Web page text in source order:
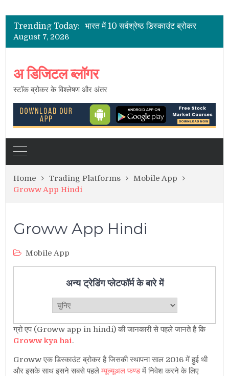
Trending Today:
2021 के लिए भारत में पूर्ण सेवा सर्वश्रेष्ठ शेयर ब्रोकर
भारत में 10 सर्वश्रेष्ठ डिस्काउंट ब्रोकर
भारत में स्टॉक ब्रोकर – सक्रिय ग्राहकों की सूची
August 7, 2026
अ डिजिटल ब्लॉगर
स्टॉक ब्रोकर के विश्लेषण और अंतर
Home Trading Platforms
Mobile App
Groww App Hindi
Groww App Hindi
Mobile App
अन्य ट्रेडिंग प्लेटफॉर्म के बारे में
ग्रो एप (Groww app in hindi) की जानकारी से पहले जानते है कि
Groww kya hai.
Groww एक डिस्काउंट ब्रोकर है जिसकी स्थापना साल 2016 में हुई थी
और इसके साथ इसने सबसे पहलेम्यूच्यूअल फण्डमें निवेश करने के लिए